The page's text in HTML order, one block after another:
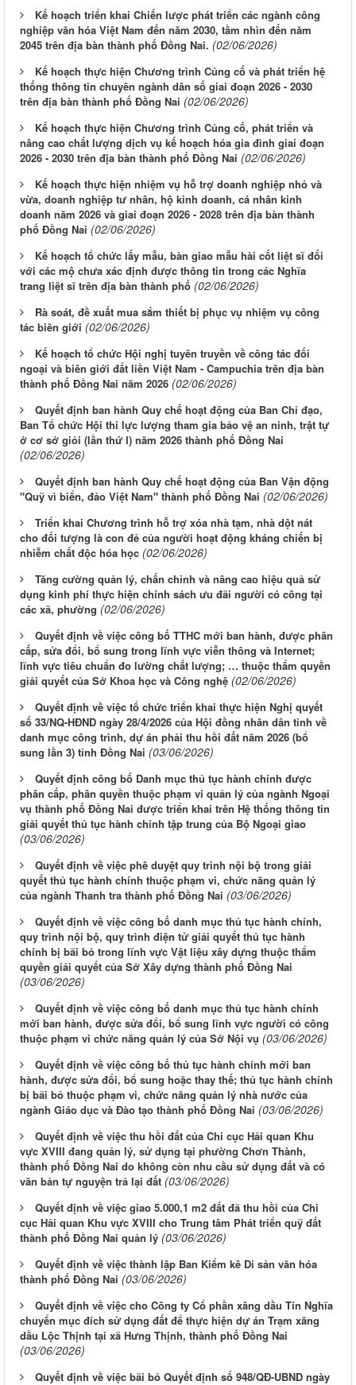
Kế hoạch triển khai Chiến lược phát triển các ngành công
nghiệp văn hóa Việt Nam đến năm 2030, tầm nhìn đến năm
2045 trên địa bàn thành phố Đồng Nai. (02/06/2026)
Kế hoạch thực hiện Chương trình Củng cố và phát triển hệ
thống thông tin chuyên ngành dân số giai đoạn 2026 - 2030
trên địa bàn thành phố Đồng Nai (02/06/2026)
Kế hoạch thực hiện Chương trình Củng cố, phát triển và
nâng cao chất lượng dịch vụ kế hoạch hóa gia đình giai đoạn
2026 - 2030 trên địa bàn thành phố Đồng Nai (02/06/2026)
Kế hoạch thực hiện nhiệm vụ hỗ trợ doanh nghiệp nhỏ và
vừa, doanh nghiệp tư nhân, hộ kinh doanh, cá nhân kinh
doanh năm 2026 và giai đoạn 2026 - 2028 trên địa bàn thành
phố Đồng Nai (02/06/2026)
Kế hoạch tổ chức lấy mẫu, bàn giao mẫu hài cốt liệt sĩ đối
với các mộ chưa xác định được thông tin trong các Nghĩa
trang liệt sĩ trên địa bàn thành phố (02/06/2026)
Rà soát, đề xuất mua sắm thiết bị phục vụ nhiệm vụ công
tác biên giới (02/06/2026)
Kế hoạch tổ chức Hội nghị tuyên truyền về công tác đối
ngoại và biên giới đất liền Việt Nam - Campuchia trên địa bàn
thành phố Đồng Nai năm 2026 (02/06/2026)
Quyết định ban hành Quy chế hoạt động của Ban Chỉ đạo,
Ban Tổ chức Hội thi lực lượng tham gia bảo vệ an ninh, trật tự
ở cơ sở giỏi (lần thứ I) năm 2026 thành phố Đồng Nai
(02/06/2026)
Quyết định ban hành Quy chế hoạt động của Ban Vận động
"Quỹ vì biển, đảo Việt Nam" thành phố Đồng Nai (02/06/2026)
Triển khai Chương trình hỗ trợ xóa nhà tạm, nhà dột nát
cho đối tượng là con đẻ của người hoạt động kháng chiến bị
nhiễm chất độc hóa học (02/06/2026)
Tăng cường quản lý, chấn chỉnh và nâng cao hiệu quả sử
dụng kinh phí thực hiện chính sách ưu đãi người có công tại
các xã, phường (02/06/2026)
Quyết định về việc công bố TTHC mới ban hành, được phân
cấp, sửa đổi, bổ sung trong lĩnh vực viễn thông và Internet;
lĩnh vực tiêu chuẩn đo lường chất lượng; … thuộc thẩm quyền
giải quyết của Sở Khoa học và Công nghệ (02/06/2026)
Quyết định về việc tổ chức triển khai thực hiện Nghị quyết
số 33/NQ-HĐND ngày 28/4/2026 của Hội đồng nhân dân tỉnh về
danh mục công trình, dự án phải thu hồi đất năm 2026 (bổ
sung lần 3) tỉnh Đồng Nai (03/06/2026)
Quyết định công bố Danh mục thủ tục hành chính được
phân cấp, phân quyền thuộc phạm vi quản lý của ngành Ngoại
vụ thành phố Đồng Nai được triển khai trên Hệ thống thông tin
giải quyết thủ tục hành chính tập trung của Bộ Ngoại giao
(03/06/2026)
Quyết định về việc phê duyệt quy trình nội bộ trong giải
quyết thủ tục hành chính thuộc phạm vi, chức năng quản lý
của ngành Thanh tra thành phố Đồng Nai (03/06/2026)
Quyết định về việc công bố danh mục thủ tục hành chính,
quy trình nội bộ, quy trình điện tử giải quyết thủ tục hành
chính bị bãi bỏ trong lĩnh vực Vật liệu xây dựng thuộc thẩm
quyền giải quyết của Sở Xây dựng thành phố Đồng Nai
(03/06/2026)
Quyết định về việc công bố danh mục thủ tục hành chính
mới ban hành, được sửa đổi, bổ sung lĩnh vực người có công
thuộc phạm vi chức năng quản lý của Sở Nội vụ (03/06/2026)
Quyết định về việc công bố thủ tục hành chính mới ban
hành, được sửa đổi, bổ sung hoặc thay thế; thủ tục hành chính
bị bãi bỏ thuộc phạm vi, chức năng quản lý nhà nước của
ngành Giáo dục và Đào tạo thành phố Đồng Nai (03/06/2026)
Quyết định về việc thu hồi đất của Chi cục Hải quan Khu
vực XVIII đang quản lý, sử dụng tại phường Chơn Thành,
thành phố Đồng Nai do không còn nhu cầu sử dụng đất và có
văn bản tự nguyện trả lại đất (03/06/2026)
Quyết định về việc giao 5.000,1 m2 đất đã thu hồi của Chi
cục Hải quan Khu vực XVIII cho Trung tâm Phát triển quỹ đất
thành phố Đồng Nai quản lý (03/06/2026)
Quyết định về việc thành lập Ban Kiểm kê Di sản văn hóa
thành phố Đồng Nai (03/06/2026)
Quyết định về việc cho Công ty Cổ phần xăng dầu Tín Nghĩa
chuyển mục đích sử dụng đất để thực hiện dự án Trạm xăng
dầu Lộc Thịnh tại xã Hưng Thịnh, thành phố Đồng Nai
(03/06/2026)
Quyết định về việc bãi bỏ Quyết định số 948/QĐ-UBND ngày